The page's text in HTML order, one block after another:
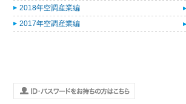
2018年空調産業編
2017年空調産業編